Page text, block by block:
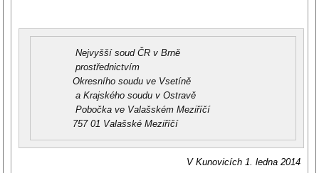
Nejvyšší soud ČR v Brně
prostřednictvím
Okresního soudu ve Vsetíně
a Krajského soudu v Ostravě
Pobočka ve Valašském Meziříčí
757 01 Valašské Meziříčí
V Kunovicích 1. ledna 2014